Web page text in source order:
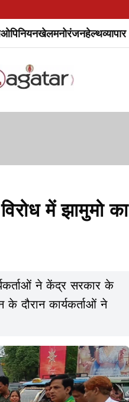
ओपिनियनखेलमनोरंजनहेल्थव्यापार
में झामुमो का
के दौरान कार्यकर्ताओं ने